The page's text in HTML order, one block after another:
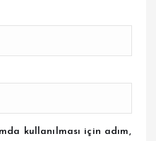
kullanılması için adım,